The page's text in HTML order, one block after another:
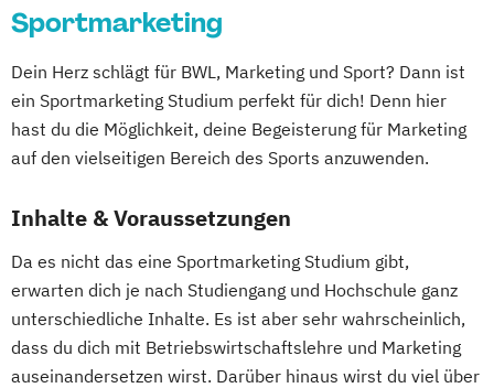
Sportmarketing
Dein Herz schlägt für BWL, Marketing und Sport? Dann ist
ein Sportmarketing Studium perfekt für dich! Denn hier
hast du die Möglichkeit, deine Begeisterung für Marketing
auf den vielseitigen Bereich des Sports anzuwenden.
Inhalte & Voraussetzungen
Da es nicht das eine Sportmarketing Studium gibt,
erwarten dich je nach Studiengang und Hochschule ganz
unterschiedliche Inhalte. Es ist aber sehr wahrscheinlich,
dass du dich mit Betriebswirtschaftslehre und Marketing
auseinandersetzen wirst. Darüber hinaus wirst du viel über